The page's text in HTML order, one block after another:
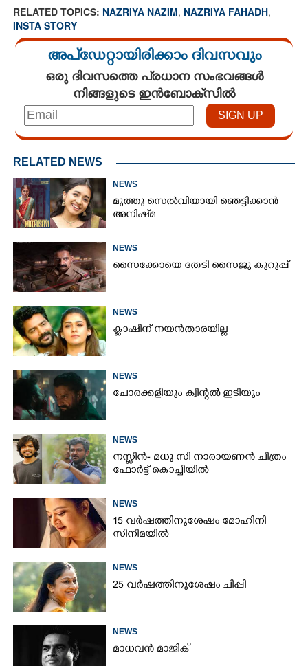
RELATED TOPICS: NAZRIYA NAZIM, NAZRIYA FAHADH,
INSTA STORY
അപ്ഡേറ്റായിരിക്കാം ദിവസവും
ഒരു ദിവസത്തെ പ്രധാന സംഭവങ്ങൾ
നിങ്ങളുടെ ഇൻബോക്സിൽ
RELATED NEWS
NEWS
മുത്തു സെൽവിയായി ഞെട്ടിക്കാൻ
അനിഷ്‌മ
NEWS
സൈക്കോയെ തേടി സൈജു കുറുപ്പ്
NEWS
ക്ലാഷിന് നയൻതാരയില്ല
NEWS
ചോരക്കളിയും ക്വിന്റൽ ഇടിയും
NEWS
നസ്ലിൻ- മധു സി നാരായണൻ ചിത്രം
ഫോർട്ട് കൊച്ചിയിൽ
NEWS
15 വർഷത്തിനുശേഷം മോഹിനി
സിനിമയിൽ
NEWS
25 വർഷത്തിനുശേഷം ചിപ്പി
NEWS
മാധവൻ മാജിക്